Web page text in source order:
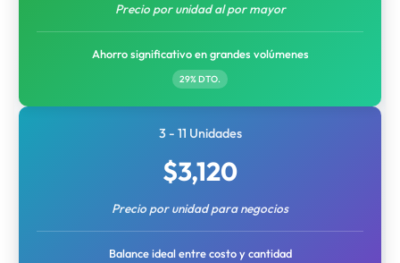
Precio por unidad al por mayor
Ahorro significativo en grandes volúmenes
29% DTO.
3 - 11 Unidades
$3,120
Precio por unidad para negocios
Balance ideal entre costo y cantidad